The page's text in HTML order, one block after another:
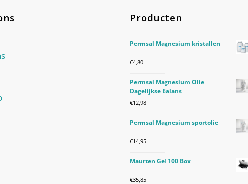
Producten
Permsal Magnesium kristallen
€4,80
Permsal Magnesium Olie
Dagelijkse Balans
€12,98
Permsal Magnesium sportolie
€14,95
Maurten Gel 100 Box
€35,85